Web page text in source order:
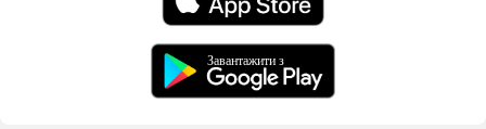
Завантажити з